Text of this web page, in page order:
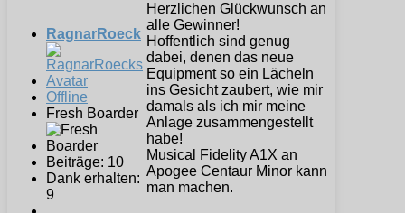
RagnarRoeck
Offline
Fresh Boarder
Beiträge: 10
Dank erhalten:
9
Herzlichen Glückwunsch an
alle Gewinner!
Hoffentlich sind genug
dabei, denen das neue
Equipment so ein Lächeln
ins Gesicht zaubert, wie mir
damals als ich mir meine
Anlage zusammengestellt
habe!
Musical Fidelity A1X an
Apogee Centaur Minor kann
man machen.